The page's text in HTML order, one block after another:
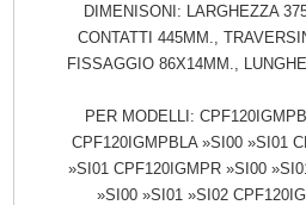
DIMENISONI: LARGHEZZA
CONTATTI 445MM.,
FISSAGGIO 86X14MM.,
PER MODELLI:
CPF120IGMPBLA »SI00 »SI01
»SI01 CPF120IGMPR »SI00
»SI00 »SI01 »SI02